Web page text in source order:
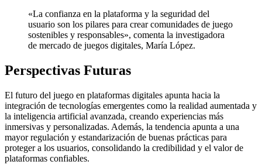
«La confianza en la plataforma y la seguridad del
usuario son los pilares para crear comunidades de juego
sostenibles y responsables», comenta la investigadora
de mercado de juegos digitales, María López.
Perspectivas Futuras
El futuro del juego en plataformas digitales apunta hacia la
integración de tecnologías emergentes como la realidad aumentada y
la inteligencia artificial avanzada, creando experiencias más
inmersivas y personalizadas. Además, la tendencia apunta a una
mayor regulación y estandarización de buenas prácticas para
proteger a los usuarios, consolidando la credibilidad y el valor de
plataformas confiables.